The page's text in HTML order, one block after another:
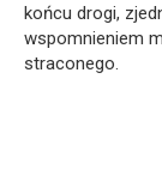
końcu drogi,
wspomnieniem
straconego.